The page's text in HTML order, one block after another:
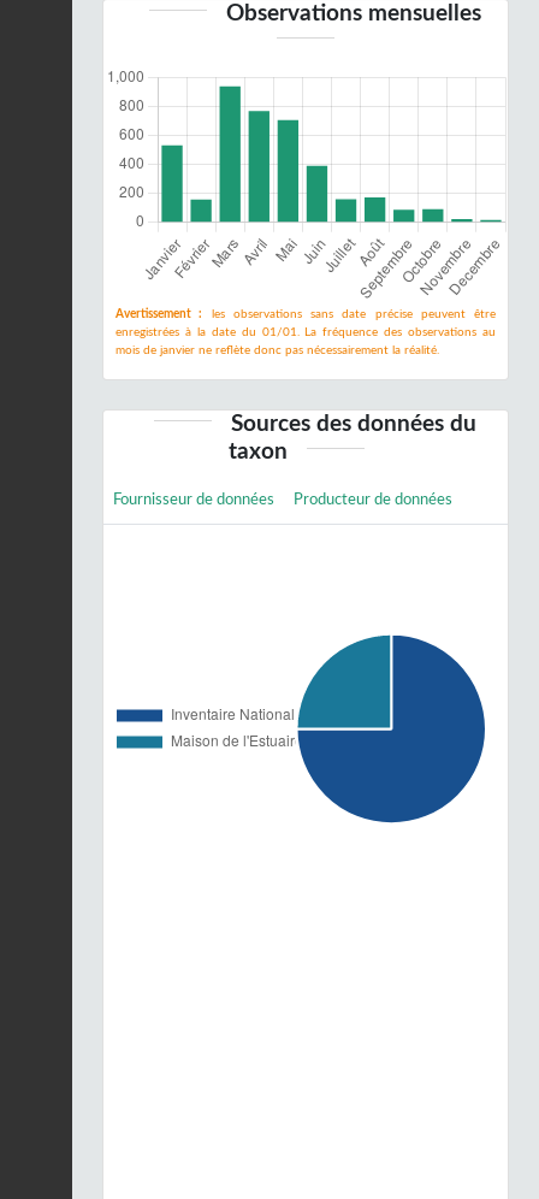
Observations mensuelles
Avertissement :
les observations sans date précise peuvent être
enregistrées à la date du 01/01. La fréquence des observations au
mois de janvier ne reflète donc pas nécessairement la réalité.
Sources des données du
taxon
Fournisseur de données Producteur de données